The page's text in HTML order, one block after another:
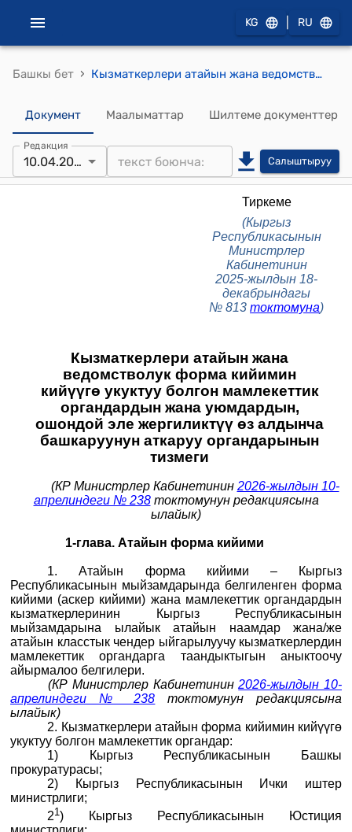
KG RU
Башкы бет › Кызматкерлери атайын жана ведомстволук форма кийимин кийүүгө укуктуу болгон мамлекеттик органдардын жана уюмдардын, ошондой эле жергиликтүү өз алдынча башкаруунун аткаруу органдарынын тизмеги (Кыргыз Республикасынын Министрлер Кабинетинин 2025-жылдын 18-декабрындагы № 813 токтомуна)
Документ Маалыматтар Шилтеме документтер
Редакция
10.04.2026 Салыштыруу